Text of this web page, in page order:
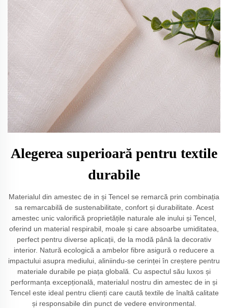
Alegerea superioară pentru textile
durabile
Materialul din amestec de in și Tencel se remarcă prin combinația
sa remarcabilă de sustenabilitate, confort și durabilitate. Acest
amestec unic valorifică proprietățile naturale ale inului și Tencel,
oferind un material respirabil, moale și care absoarbe umiditatea,
perfect pentru diverse aplicații, de la modă până la decorativ
interior. Natură ecologică a ambelor fibre asigură o reducere a
impactului asupra mediului, aliniindu-se cerinței în creștere pentru
materiale durabile pe piața globală. Cu aspectul său luxos și
performanța excepțională, materialul nostru din amestec de in și
Tencel este ideal pentru clienți care caută textile de înaltă calitate
și responsabile din punct de vedere environmental.